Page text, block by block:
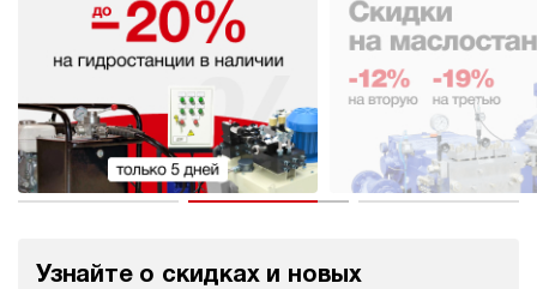
Узнайте о скидках и новых